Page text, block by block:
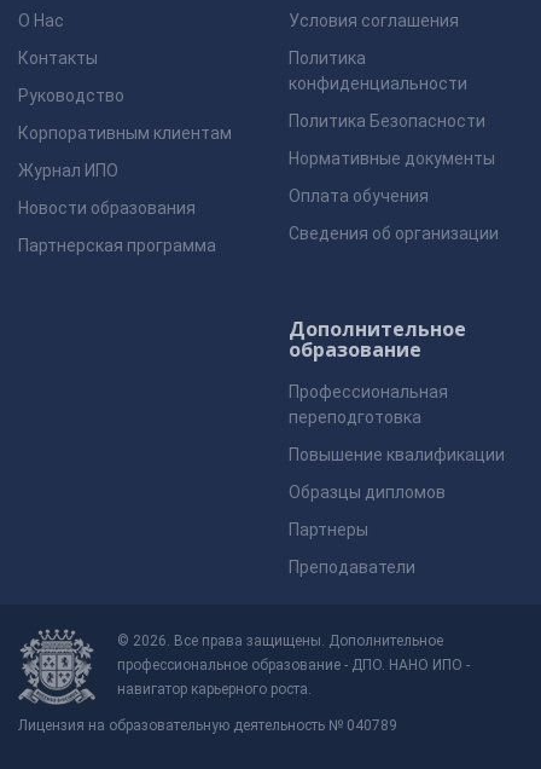
О Нас
Контакты
Руководство
Корпоративным клиентам
Журнал ИПО
Новости образования
Партнерская программа
Условия соглашения
Политика
конфиденциальности
Политика Безопасности
Нормативные документы
Оплата обучения
Сведения об организации
Дополнительное
образование
Профессиональная
переподготовка
Повышение квалификации
Образцы дипломов
Партнеры
Преподаватели
© 2026. Все права защищены. Дополнительное
профессиональное образование - ДПО. НАНО ИПО -
навигатор карьерного роста.
Лицензия на образовательную деятельность № 040789